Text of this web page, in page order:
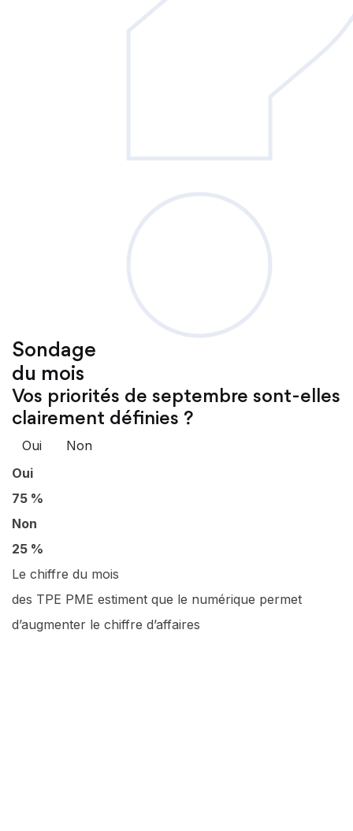
Sondage
du mois
Vos priorités de septembre sont-elles
clairement définies ?
Oui
Non
Oui
75 %
Non
25 %
Le chiffre du mois
des TPE PME estiment que le numérique permet
d’augmenter le chiffre d’affaires